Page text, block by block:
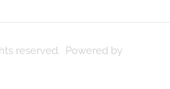
reserved. Powered by